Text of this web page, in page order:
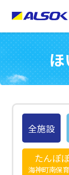
こどもの
志木中宗岡
たんぽぽ
西船橋駅前
たんぽぽ
海神町南保育
ほ
全施設
たんぽ
海神町南保